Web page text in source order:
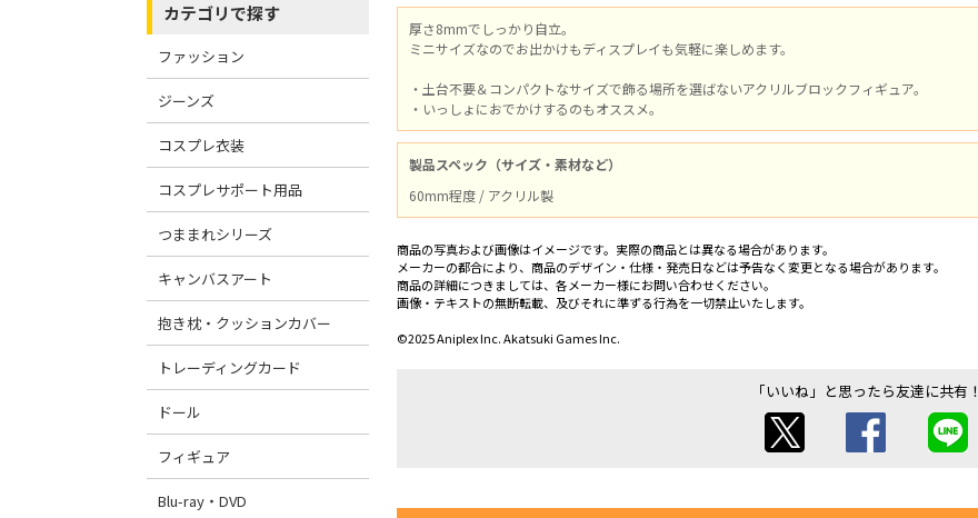
カテゴリで探す
ファッション
ジーンズ
コスプレ衣装
コスプレサポート用品
つままれシリーズ
キャンバスアート
抱き枕・クッションカバー
トレーディングカード
ドール
フィギュア
Blu-ray・DVD
厚さ8mmでしっかり自立。
ミニサイズなのでお出かけもディスプレイも気軽に楽しめます。
・土台不要＆コンパクトなサイズで飾る場所を選ばないアクリルブロックフィギュア。
・いっしょにおでかけするのもオススメ。
製品スペック（サイズ・素材など）
60mm程度 / アクリル製
商品の写真および画像はイメージです。実際の商品とは異なる場合があります。
メーカーの都合により、商品のデザイン・仕様・発売日などは予告なく変更となる場合があります。
商品の詳細につきましては、各メーカー様にお問い合わせください。
画像・テキストの無断転載、及びそれに準ずる行為を一切禁止いたします。
©2025 Aniplex Inc. Akatsuki Games Inc.
「いいね」と思ったら友達に共有！